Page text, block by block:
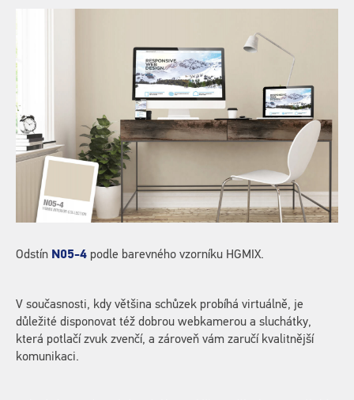
Odstín N05-4 podle barevného vzorníku HGMIX.
V současnosti, kdy většina schůzek probíhá virtuálně, je
důležité disponovat též dobrou webkamerou a sluchátky,
která potlačí zvuk zvenčí, a zároveň vám zaručí kvalitnější
komunikaci.